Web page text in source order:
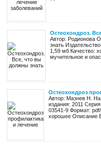
Остеохондроз.
Автор: Родионова
знать
1,59 мб Качество:
мучительное и
Остеохондроз
Автор: Мазнев Н.
издания: 2011
03541-9 Формат:
хорошее Описание